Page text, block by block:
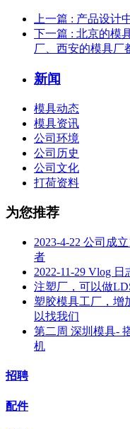
上一篇 : 产品设计
下一篇 : 北京的模
厂、西安的模具厂
新闻
模具动态
模具资讯
公司环境
公司历史
公司文化
打荷资料
为您推荐
2023-4-22 公司成
者
2022-11-29 Vlog
注塑厂，可以做
塑胶模具工厂，增
以找我们
第二周 深圳模具-
机
招聘
配件